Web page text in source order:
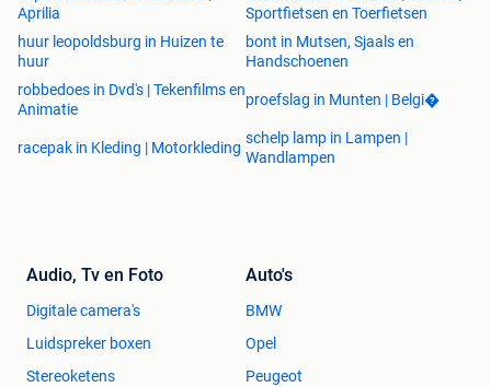
Aprilia
Sportfietsen en Toerfietsen
huur leopoldsburg in Huizen te
huur
bont in Mutsen, Sjaals en
Handschoenen
robbedoes in Dvd's | Tekenfilms en
Animatie
proefslag in Munten | Belgi�
racepak in Kleding | Motorkleding
schelp lamp in Lampen |
Wandlampen
Audio, Tv en Foto
Digitale camera's
Luidspreker boxen
Stereoketens
Auto's
BMW
Opel
Peugeot